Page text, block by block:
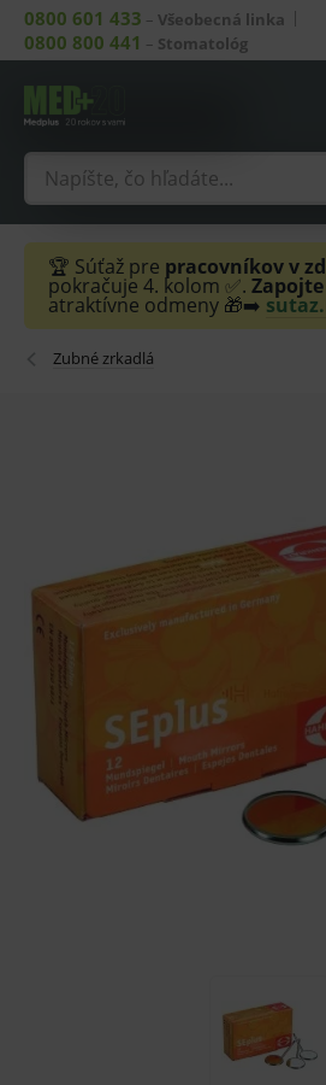
0800 601 433 – Všeobecná linka
0800 800 441 – Stomatológ
🏆 Súťaž pre pracovníkov v
pokračuje 4. kolom ✅. Zapojte
atraktívne odmeny 🎁➡️
Zubné zrkadlá